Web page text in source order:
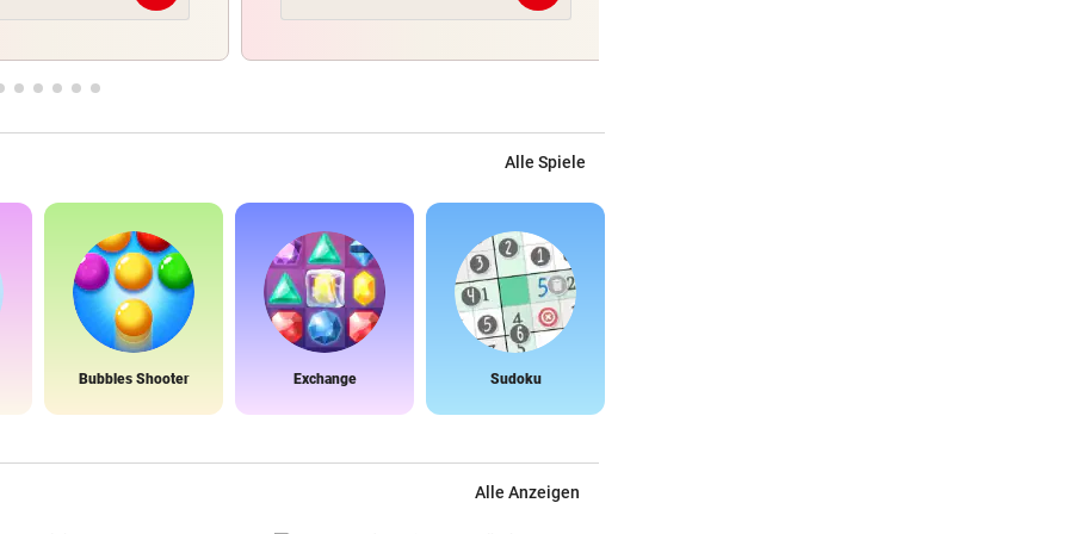
Alle Spiele
Bubbles Shooter Exchange Sudoku
Alle Anzeigen